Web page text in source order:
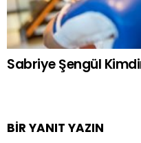
Sabriye Şengül
BIR YANIT YAZIN